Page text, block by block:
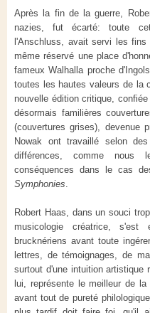
Après la fin de la guerre,
nazies, fut écarté: toute
l'Anschluss, avait servi les
même réservé une place
fameux Walhalla proche
toutes les hautes valeurs de la
nouvelle édition critique,
désormais familières
(couvertures grises), devenue
Nowak ont travaillé selon
différences, comme nous
conséquences dans le cas
Symphonies.
Robert Haas, dans un souci
musicologie créatrice,
brucknériens avant toute
lettres, de témoignages, de
surtout d'une intuition artistique
lui, représente le meilleur de
avant tout de pureté